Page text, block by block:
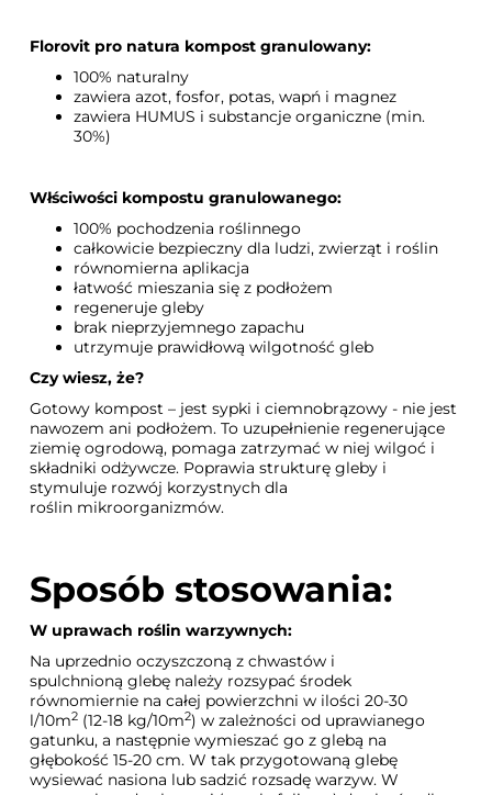
Florovit pro natura kompost granulowany:
100% naturalny
zawiera azot, fosfor, potas, wapń i magnez
zawiera HUMUS i substancje organiczne (min.
30%)
Włściwości kompostu granulowanego:
100% pochodzenia roślinnego
całkowicie bezpieczny dla ludzi, zwierząt i roślin
równomierna aplikacja
łatwość mieszania się z podłożem
regeneruje gleby
brak nieprzyjemnego zapachu
utrzymuje prawidłową wilgotność gleb
Czy wiesz, że?
Gotowy kompost – jest sypki i ciemnobrązowy - nie jest
nawozem ani podłożem. To uzupełnienie regenerujące
ziemię ogrodową, pomaga zatrzymać w niej wilgoć i
składniki odżywcze. Poprawia strukturę gleby i
stymuluje rozwój korzystnych dla
roślin mikroorganizmów.
Sposób stosowania:
W uprawach roślin warzywnych:
Na uprzednio oczyszczoną z chwastów i
spulchnioną glebę należy rozsypać środek
równomiernie na całej powierzchni w ilości 20-30
l/10m2 (12-18 kg/10m2) w zależności od uprawianego
gatunku, a następnie wymieszać go z glebą na
głębokość 15-20 cm. W tak przygotowaną glebę
wysiewać nasiona lub sadzić rozsadę warzyw. W